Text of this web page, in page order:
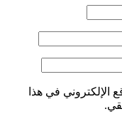
الإلكتروني في هذا